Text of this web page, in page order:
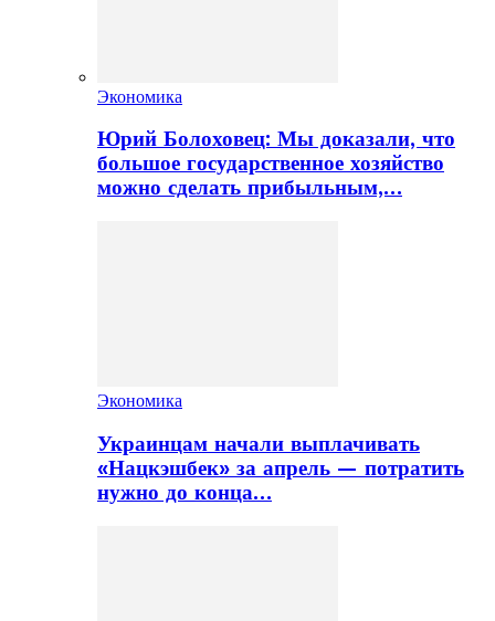
Экономика
Юрий Болоховец: Мы доказали, что
большое государственное хозяйство
можно сделать прибыльным,…
Экономика
Украинцам начали выплачивать
«Нацкэшбек» за апрель — потратить
нужно до конца…